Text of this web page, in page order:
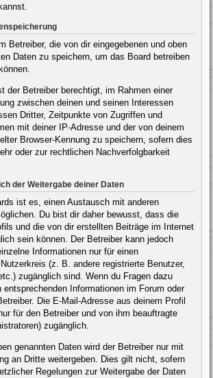
Betreiber, die von dir eingegebenen und oben
Daten zu speichern, um das Board betreiben
der Betreiber berechtigt, im Rahmen einer
zwischen deinen und seinen Interessen
Dritter, Zeitpunkte von Zugriffen und
mit deiner IP-Adresse und der von deinem
Browser-Kennung zu speichern, sofern dies
oder zur rechtlichen Nachverfolgbarkeit
der Weitergabe deiner Daten
ist es, einen Austausch mit anderen
Du bist dir daher bewusst, dass die
und die von dir erstellten Beiträge im Internet
sein können. Der Betreiber kann jedoch
Informationen nur für einen
(z. B. andere registrierte Benutzer,
zugänglich sind. Wenn du Fragen dazu
entsprechenden Informationen im Forum oder
Die E-Mail-Adresse aus deinem Profil
für den Betreiber und von ihm beauftragte
zugänglich.
genannten Daten wird der Betreiber nur mit
an Dritte weitergeben. Dies gilt nicht, sofern
Regelungen zur Weitergabe der Daten